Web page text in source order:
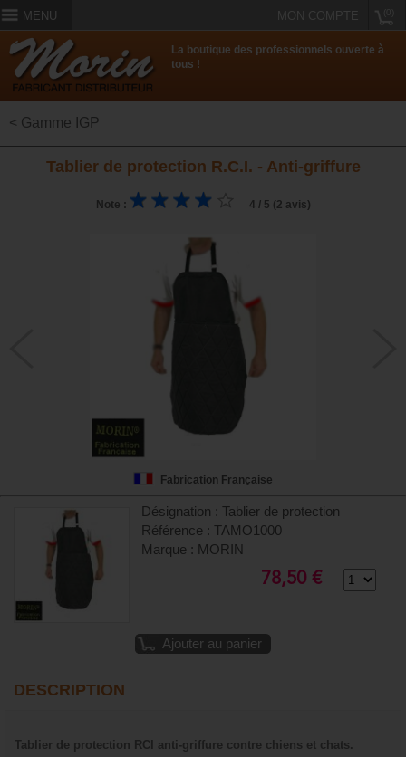
MENU MON COMPTE
La boutique des professionnels ouverte à
tous !
< Gamme IGP
Tablier de protection R.C.I. - Anti-griffure
Note : 4 / 5 (2 avis)
Fabrication Française
Désignation : Tablier de protection
Référence : TAMO1000
Marque : MORIN
78,50 €
Ajouter au panier
DESCRIPTION
Tablier de protection RCI anti-griffure contre chiens et chats.